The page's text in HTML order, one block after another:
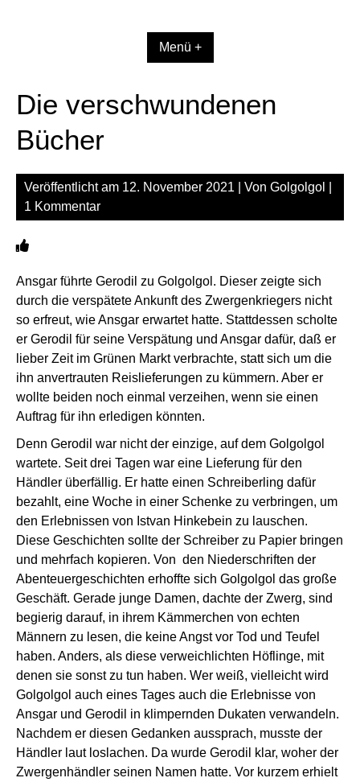
Menü +
Die verschwundenen
Bücher
Veröffentlicht am 12. November 2021 | Von Golgolgol
1 Kommentar
Ansgar führte Gerodil zu Golgolgol. Dieser zeigte sich
durch die verspätete Ankunft des Zwergenkriegers nicht
so erfreut, wie Ansgar erwartet hatte. Stattdessen scholte
er Gerodil für seine Verspätung und Ansgar dafür, daß er
lieber Zeit im Grünen Markt verbrachte, statt sich um die
ihn anvertrauten Reislieferungen zu kümmern. Aber er
wollte beiden noch einmal verzeihen, wenn sie einen
Auftrag für ihn erledigen könnten.
Denn Gerodil war nicht der einzige, auf dem Golgolgol
wartete. Seit drei Tagen war eine Lieferung für den
Händler überfällig. Er hatte einen Schreiberling dafür
bezahlt, eine Woche in einer Schenke zu verbringen, um
den Erlebnissen von Istvan Hinkebein zu lauschen.
Diese Geschichten sollte der Schreiber zu Papier bringen
und mehrfach kopieren. Von den Niederschriften der
Abenteuergeschichten erhoffte sich Golgolgol das große
Geschäft. Gerade junge Damen, dachte der Zwerg, sind
begierig darauf, in ihrem Kämmerchen von echten
Männern zu lesen, die keine Angst vor Tod und Teufel
haben. Anders, als diese verweichlichten Höflinge, mit
denen sie sonst zu tun haben. Wer weiß, vielleicht wird
Golgolgol auch eines Tages auch die Erlebnisse von
Ansgar und Gerodil in klimpernden Dukaten verwandeln.
Nachdem er diesen Gedanken aussprach, musste der
Händler laut loslachen. Da wurde Gerodil klar, woher der
Zwergenhändler seinen Namen hatte. Vor kurzem erhielt